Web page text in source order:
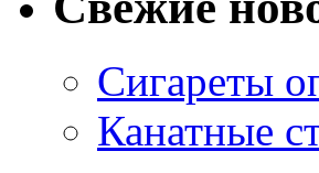
Сигареты
Канатные